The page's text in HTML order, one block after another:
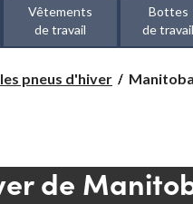
Vêtements
de travail
Bottes
de travail
pneus d'hiver
Manitoba
de